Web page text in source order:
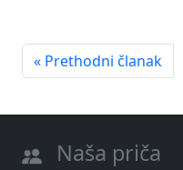
« Prethodni članak
Naša priča